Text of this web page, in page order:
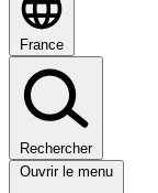
France
Rechercher
Ouvrir le menu